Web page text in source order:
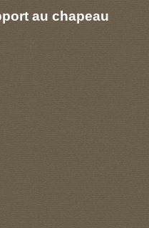
au chapeau